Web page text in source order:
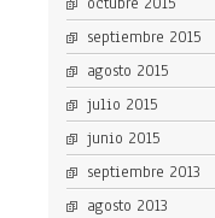
septiembre 2015
agosto 2015
julio 2015
junio 2015
septiembre 2013
agosto 2013